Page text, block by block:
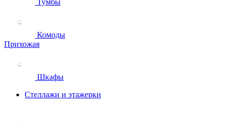
Тумбы
Комоды
Прихожая
Шкафы
Стеллажи и этажерки